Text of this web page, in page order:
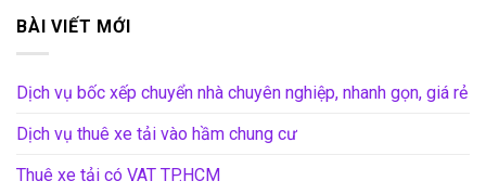
BÀI VIẾT MỚI
Dịch vụ bốc xếp chuyển nhà chuyên nghiệp, nhanh gọn, giá rẻ
Dịch vụ thuê xe tải vào hầm chung cư
Thuê xe tải có VAT TP.HCM